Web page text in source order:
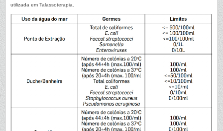
utilizada em Talassoterapia.